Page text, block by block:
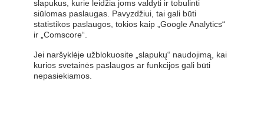
slapukus, kurie leidžia joms valdyti ir tobulinti
siūlomas paslaugas. Pavyzdžiui, tai gali būti
statistikos paslaugos, tokios kaip „Google Analytics“
ir „Comscore“.
Jei naršyklėje užblokuosite „slapukų“ naudojimą, kai
kurios svetainės paslaugos ar funkcijos gali būti
nepasiekiamos.